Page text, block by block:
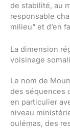
de stabilité, au
responsable
milieu” et d’en
La dimension
voisinage
Le nom de
des séquences
en particulier
niveau
oulémas, des